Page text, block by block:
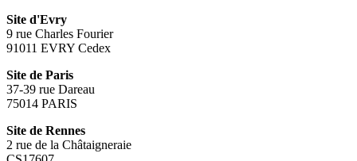
Site d'Evry
9 rue Charles Fourier
91011 EVRY Cedex
Site de Paris
37-39 rue Dareau
75014 PARIS
Site de Rennes
2 rue de la Châtaigneraie